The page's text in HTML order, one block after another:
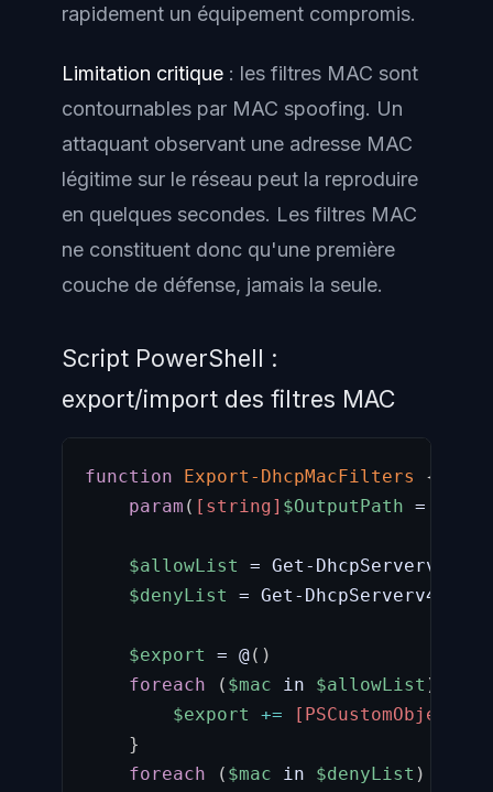
rapidement un équipement compromis.
Limitation critique : les filtres MAC sont
contournables par MAC spoofing. Un
attaquant observant une adresse MAC
légitime sur le réseau peut la reproduire
en quelques secondes. Les filtres MAC
ne constituent donc qu'une première
couche de défense, jamais la seule.
Script PowerShell :
export/import des filtres MAC
function Export-DhcpMacFilters
{
param ( [string] $OutputPath =
$allowList
= Get-
$denyList
= Get-
$export = @( )
foreach
( $mac in $allowList )
$export
+= [PSCustomObject]
}
foreach
( $mac in $denyList )